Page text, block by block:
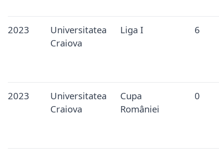
2023
Universitatea
Craiova
Liga I 6
2023
Universitatea
Craiova
Cupa
României
0